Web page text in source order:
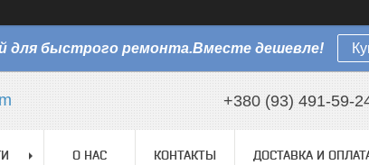
для быстрого ремонта.Вместе дешевле!
+380 (93) 491-59-
О НАС КОНТАКТЫ ДОСТАВКА И